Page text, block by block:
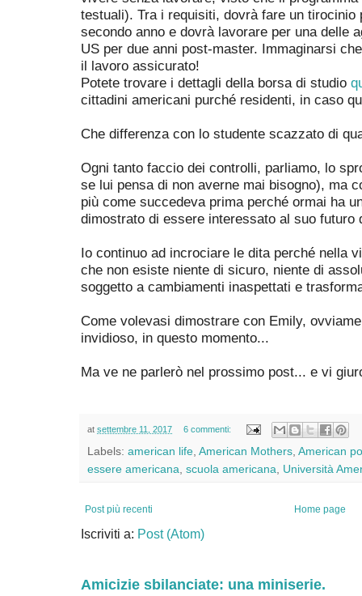
testuali). Tra i requisiti, dovrà fare un tirocinio
secondo anno e dovrà lavorare per una delle
US per due anni post-master. Immaginarsi
il lavoro assicurato!
Potete trovare i dettagli della borsa di studio
cittadini americani purché residenti, in caso
Che differenza con lo studente scazzato di
Ogni tanto faccio dei controlli, parliamo, lo
se lui pensa di non averne mai bisogno), ma
più come succedeva prima perché ormai ha
dimostrato di essere interessato al suo futuro
Io continuo ad incrociare le dita perché nella
che non esiste niente di sicuro, niente di
soggetto a cambiamenti inaspettati e
Come volevasi dimostrare con Emily,
invidioso, in questo momento...
Ma ve ne parlerò nel prossimo post... e vi
at settembre 11, 2017 6 commenti:
Labels: american life American Mothers American
essere americana scuola americana Università
Post più recenti Home page
Iscriviti a: Post (Atom)
Amicizie sbilanciate: una miniserie.